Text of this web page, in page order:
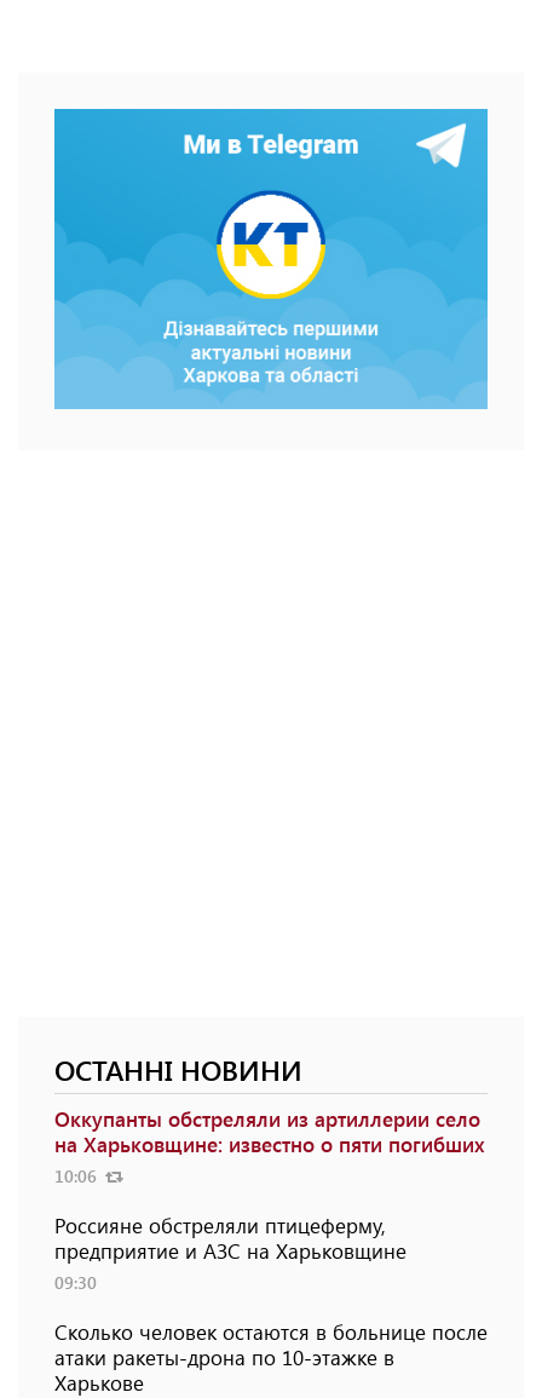
ОСТАННІ НОВИНИ
Оккупанты обстреляли из артиллерии село
на Харьковщине: известно о пяти погибших
10:06
Россияне обстреляли птицеферму,
предприятие и АЗС на Харьковщине
09:30
Сколько человек остаются в больнице после
атаки ракеты-дрона по 10-этажке в
Харькове